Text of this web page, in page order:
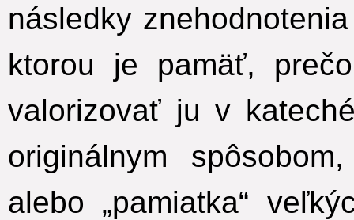
následky
ktorou je pamäť,
valorizovať ju v
originálnym
alebo „pamiatka“